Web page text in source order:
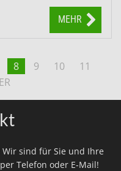
MEHR
8 9 10
11
sind für Sie und Ihre
Telefon oder E-Mail!